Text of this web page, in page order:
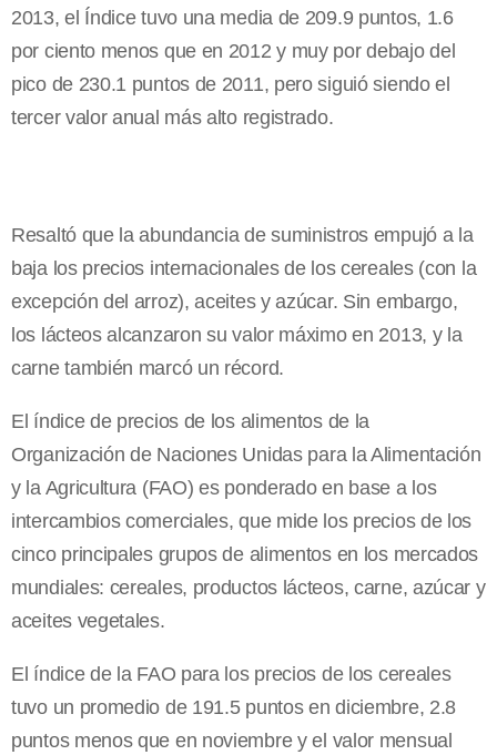
2013, el Índice tuvo una media de 209.9 puntos, 1.6
por ciento menos que en 2012 y muy por debajo del
pico de 230.1 puntos de 2011, pero siguió siendo el
tercer valor anual más alto registrado.
Resaltó que la abundancia de suministros empujó a la
baja los precios internacionales de los cereales (con la
excepción del arroz), aceites y azúcar. Sin embargo,
los lácteos alcanzaron su valor máximo en 2013, y la
carne también marcó un récord.
El índice de precios de los alimentos de la
Organización de Naciones Unidas para la Alimentación
y la Agricultura (FAO) es ponderado en base a los
intercambios comerciales, que mide los precios de los
cinco principales grupos de alimentos en los mercados
mundiales: cereales, productos lácteos, carne, azúcar y
aceites vegetales.
El índice de la FAO para los precios de los cereales
tuvo un promedio de 191.5 puntos en diciembre, 2.8
puntos menos que en noviembre y el valor mensual